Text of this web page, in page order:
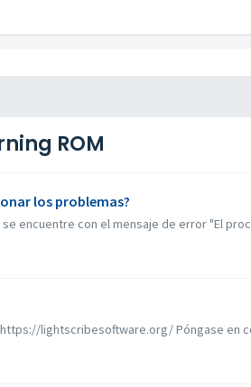
ROM
los problemas?
encuentre con el mensaje de error "El
lightscribesoftware.org/ Póngase en